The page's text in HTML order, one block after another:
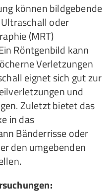
können bildgebende
oder
(MRT)
Röntgenbild kann
Verletzungen
eignet sich gut zur
und
Zuletzt bietet das
in das
Bänderrisse oder
den umgebenden